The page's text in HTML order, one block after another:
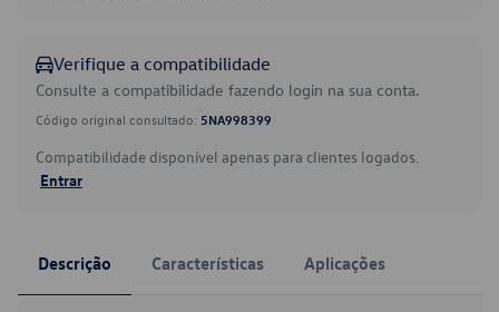
Verifique a compatibilidade
Consulte a compatibilidade fazendo login na sua conta.
Código original consultado: 5NA998399
Compatibilidade disponível apenas para clientes logados.
Entrar
Descrição Características Aplicações